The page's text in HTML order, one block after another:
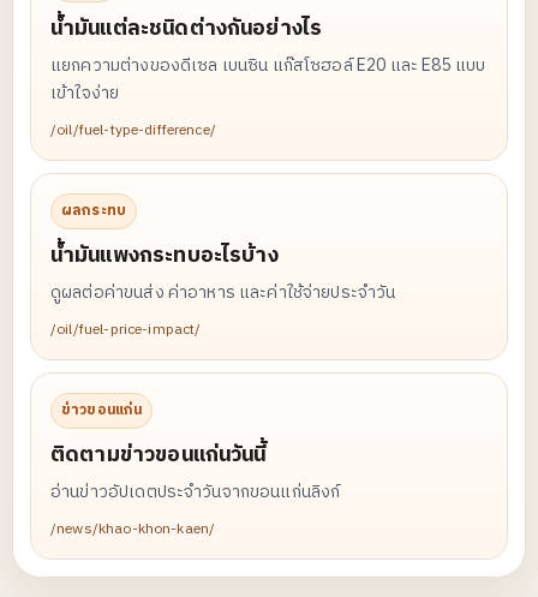
น้ำมันแต่ละชนิดต่างกันอย่างไร
แยกความต่างของดีเซล เบนซิน แก๊สโซฮอล์ E20 และ E85 แบบ
เข้าใจง่าย
/oil/fuel-type-difference/
ผลกระทบ
น้ำมันแพงกระทบอะไรบ้าง
ดูผลต่อค่าขนส่ง ค่าอาหาร และค่าใช้จ่ายประจำวัน
/oil/fuel-price-impact/
ข่าวขอนแก่น
ติดตามข่าวขอนแก่นวันนี้
อ่านข่าวอัปเดตประจำวันจากขอนแก่นลิงก์
/news/khao-khon-kaen/